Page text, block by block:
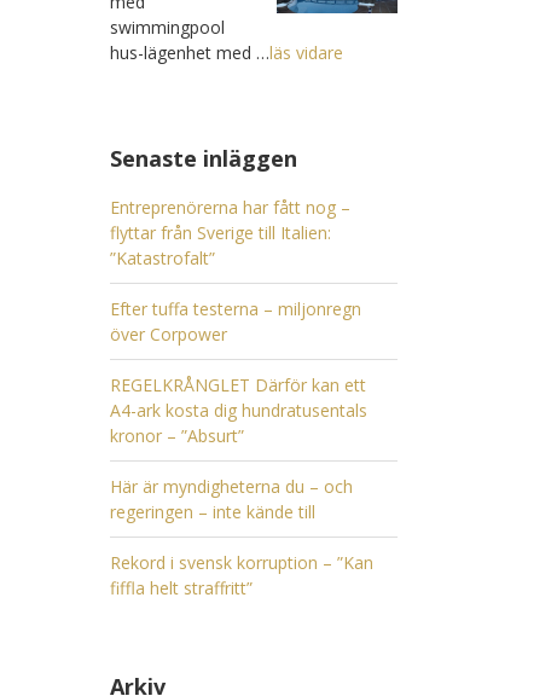
swimmingpool
hus-lägenhet med …läs vidare
Senaste inläggen
Entreprenörerna har fått nog –
flyttar från Sverige till Italien:
”Katastrofalt”
Efter tuffa testerna – miljonregn
över Corpower
REGELKRÅNGLET Därför kan ett
A4-ark kosta dig hundratusentals
kronor – ”Absurt”
Här är myndigheterna du – och
regeringen – inte kände till
Rekord i svensk korruption – ”Kan
fiffla helt straffritt”
Arkiv